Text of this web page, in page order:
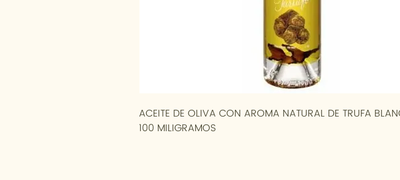
ACEITE DE OLIVA CON AROMA NATURAL DE TRUFA
100 MILIGRAMOS